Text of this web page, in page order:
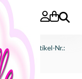
Zoeken
victus > Artikel-Nr.: